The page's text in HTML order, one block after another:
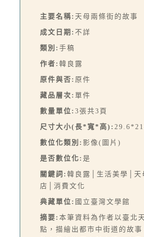
主要名稱: 天母兩條街的故事
成文日期: 不詳
類別: 手稿
作者: 韓良露
原件與否: 原件
藏品層次: 單件
數量單位: 3張共3頁
尺寸大小(長*寬*高):
數位化類別: 影像(圖片)
是否數位化: 是
關鍵詞: 韓良露│生活美學│天
店│消費文化
典藏單位: 國立臺灣文學館
摘要: 本筆資料為作者以臺北
點，描繪出都市中街道的故事